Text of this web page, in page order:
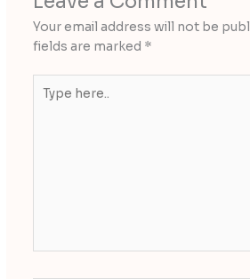
Your email address will not be
fields are marked *
here..